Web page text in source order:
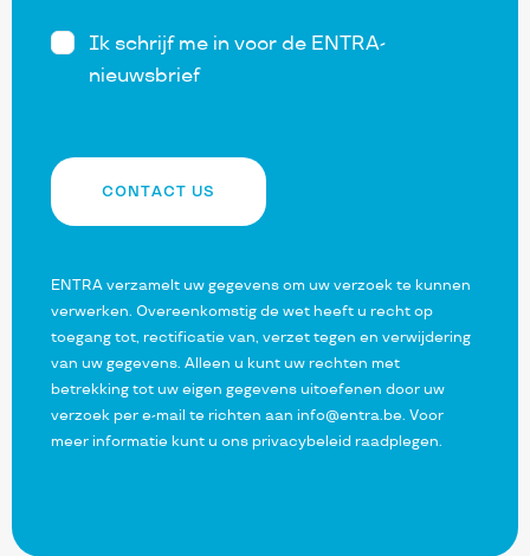
Ik schrijf me in voor de ENTRA-
nieuwsbrief
CONTACT US
ENTRA verzamelt uw gegevens om uw verzoek te kunnen
verwerken. Overeenkomstig de wet heeft u recht op
toegang tot, rectificatie van, verzet tegen en verwijdering
van uw gegevens. Alleen u kunt uw rechten met
betrekking tot uw eigen gegevens uitoefenen door uw
verzoek per e-mail te richten aan info@entra.be. Voor
meer informatie kunt u ons privacybeleid raadplegen.